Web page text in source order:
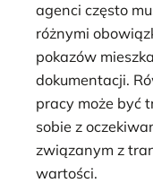
agenci często
różnymi
pokazów
dokumentacji.
pracy może być
sobie z
związanym z
wartości.